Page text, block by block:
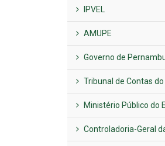
IPVEL
AMUPE
Governo de
Tribunal de Contas
Ministério Público do
Controladoria-Geral